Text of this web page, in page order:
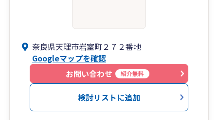
奈良県天理市岩室町２７２番地
Googleマップを確認
お問い合わせ
紹介無料
検討リストに追加